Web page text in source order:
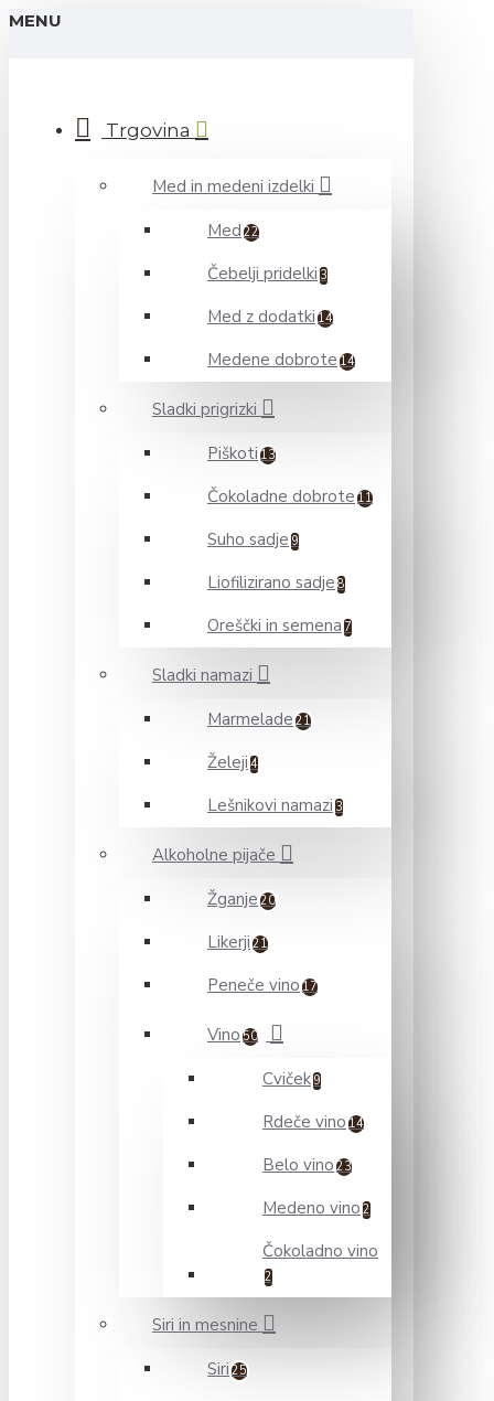
MENU
Trgovina
Med in medeni izdelki
Med 22
Čebelji pridelki 3
Med z dodatki 14
Medene dobrote 14
Sladki prigrizki
Piškoti 13
Čokoladne dobrote 11
Suho sadje 9
Liofilizirano sadje 8
Oreščki in semena 7
Sladki namazi
Marmelade 21
Želeji 4
Lešnikovi namazi 3
Alkoholne pijače
Žganje 20
Likerji 21
Peneče vino 17
Vino 50
Cviček 9
Rdeče vino 14
Belo vino 23
Medeno vino 2
Čokoladno vino
2
Siri in mesnine
Siri 25